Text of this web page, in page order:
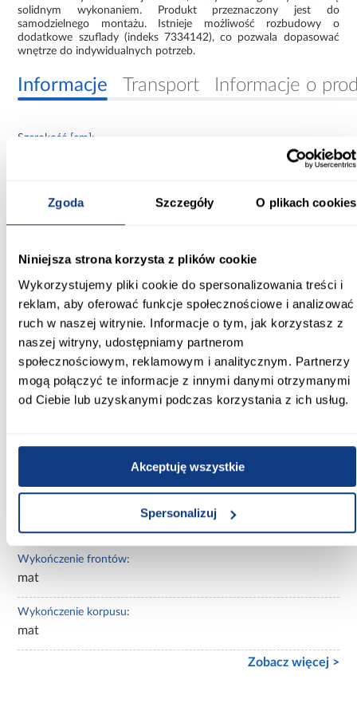
Zgoda Szczegóły O plikach cookies
Niniejsza strona korzysta z plików cookie
Wykorzystujemy pliki cookie do spersonalizowania treści i
reklam, aby oferować funkcje społecznościowe i analizować
ruch w naszej witrynie. Informacje o tym, jak korzystasz z
naszej witryny, udostępniamy partnerom
społecznościowym, reklamowym i analitycznym. Partnerzy
mogą połączyć te informacje z innymi danymi otrzymanymi
od Ciebie lub uzyskanymi podczas korzystania z ich usług.
Akceptuję wszystkie
Spersonalizuj
solidnym wykonaniem. Produkt przeznaczony jest do
samodzielnego montażu. Istnieje możliwość rozbudowy o
dodatkowe szuflady (indeks 7334142), co pozwala dopasować
wnętrze do indywidualnych potrzeb.
Informacje Transport Informacje o
Szerokość [cm]:
62.00
200.00
Kolor frontów:
Kolor korpusu:
czarny
Wybarwienie:
Wykończenie frontów:
mat
Wykończenie korpusu:
mat
Zobacz więcej >